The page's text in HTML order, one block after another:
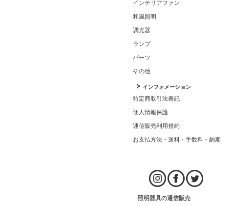
インテリアファン
和風照明
調光器
ランプ
パーツ
その他
インフォメーション
特定商取引法表記
個人情報保護
通信販売利用規約
お支払方法・送料・手数料・納期
照明器具の通信販売